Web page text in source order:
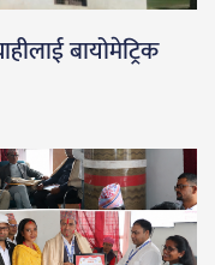
बायोमेट्रिक